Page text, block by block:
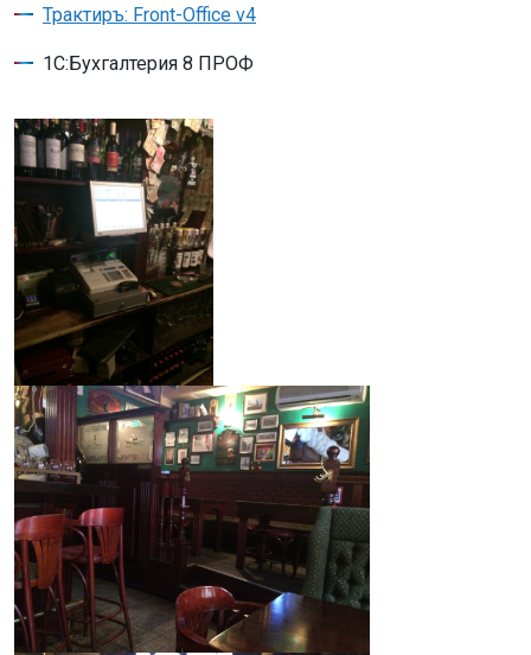
Трактиръ: Front-Office v4
1С:Бухгалтерия 8 ПРОФ